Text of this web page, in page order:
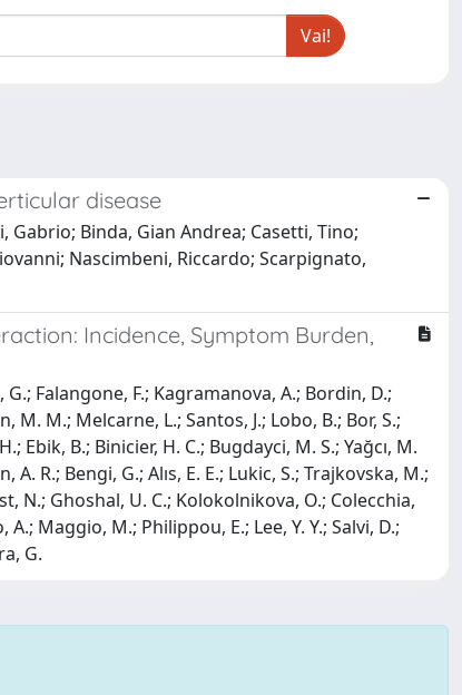
disease
Gabrio; Binda, Gian Andrea; Casetti, Tino;
Nascimbeni, Riccardo; Scarpignato,
Incidence, Symptom Burden,
Falangone, F.; Kagramanova, A.; Bordin, D.;
M. M.; Melcarne, L.; Santos, J.; Lobo, B.; Bor, S.;
Ebik, B.; Binicier, H. C.; Bugdayci, M. S.; Yağcı, M.
A. R.; Bengi, G.; Alıs, E. E.; Lukic, S.; Trajkovska, M.;
N.; Ghoshal, U. C.; Kolokolnikova, O.; Colecchia,
Maggio, M.; Philippou, E.; Lee, Y. Y.; Salvi, D.;
G.